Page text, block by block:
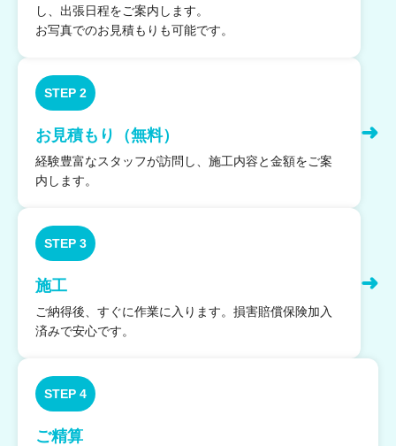
し、出張日程をご案内します。
お写真でのお見積もりも可能です。
STEP 2
お見積もり（無料）
経験豊富なスタッフが訪問し、施工内容と金額をご案
内します。
➜
STEP 3
施工
ご納得後、すぐに作業に入ります。損害賠償保険加入
済みで安心です。
➜
STEP 4
ご精算